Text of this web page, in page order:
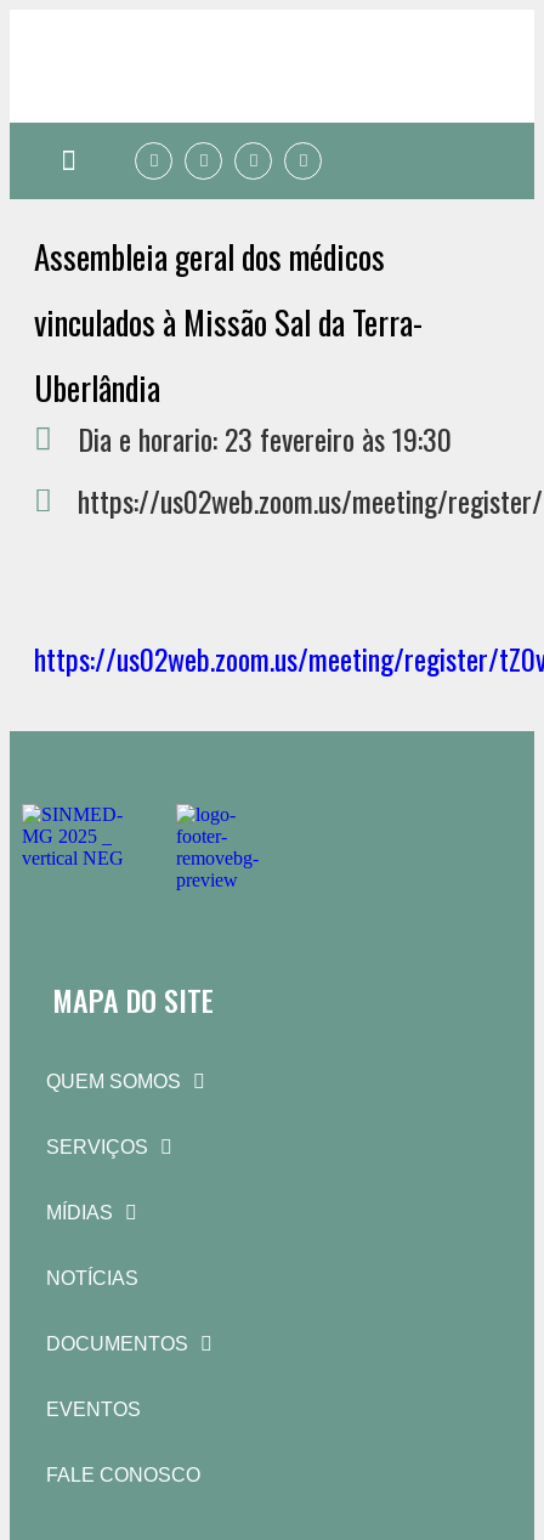
Assembleia geral dos médicos
vinculados à Missão Sal da Terra-
Uberlândia
Dia e horario: 23 fevereiro às 19:30
https://us02web.zoom.us/meeting/register/
https://us02web.zoom.us/meeting/register/
MAPA DO SITE
QUEM SOMOS
SERVIÇOS
MÍDIAS
NOTÍCIAS
DOCUMENTOS
EVENTOS
FALE CONOSCO